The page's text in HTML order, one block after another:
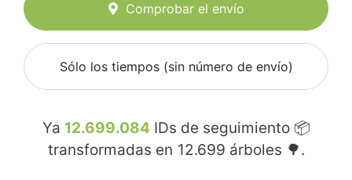
Comprobar el envío
Sólo los tiempos (sin número de envío)
Ya 12.699.084 IDs de seguimiento 📦
transformadas en 12.699 árboles 🌳.